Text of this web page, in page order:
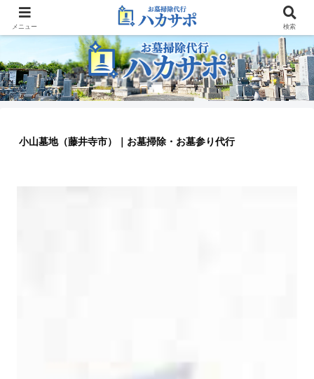
大阪のお墓参り代行業者
小山墓地（藤井寺市）｜お墓掃除・お墓参り代行
メニュー 検索